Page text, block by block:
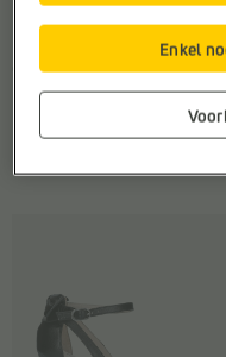
€
Doelgroep:Dames
Hoge Hakken
cm)
Materiaal:Kunstleer
Enkel